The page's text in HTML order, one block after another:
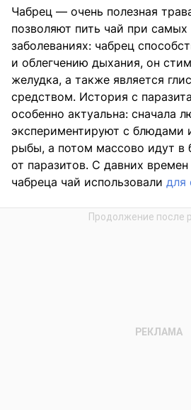
Чабрец — очень полезная
позволяют пить чай при самых
заболеваниях: чабрец
и облегчению дыхания, он
желудка, а также является
средством. История с
особенно актуальна: сначала
экспериментируют с блюдами
рыбы, а потом массово идут в
от паразитов. С давних
чабреца чай использовали для